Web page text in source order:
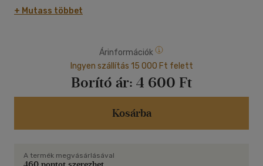
maradtak közül pedig rengeteget elhurcoltak. A váratlan és
brutális agresszióra válaszul Izrael átfogó hadműveletbe
Az eseményeket figyelve sokakban felmerül a kérdés: vajon
mi lehet az oka Izrael és a palesztinok közötti több évtizedes
viszálynak? Mi fűti a békétlenségüket? A kérdés
megválaszolása roppant körülményes, már a konfliktus
forrása is számtalan vita tárgyát képezi. A folyamatok
nehezen vagy egyáltalán nem követhetők egy kívülálló
múltból a jelen felé haladva végigvezetjük az olvasót azokon
+ Mutass többet
Árinformációk
Ingyen szállítás 15 000 Ft felett
Borító ár: 4 600 Ft
Kosárba
A termék megvásárlásával